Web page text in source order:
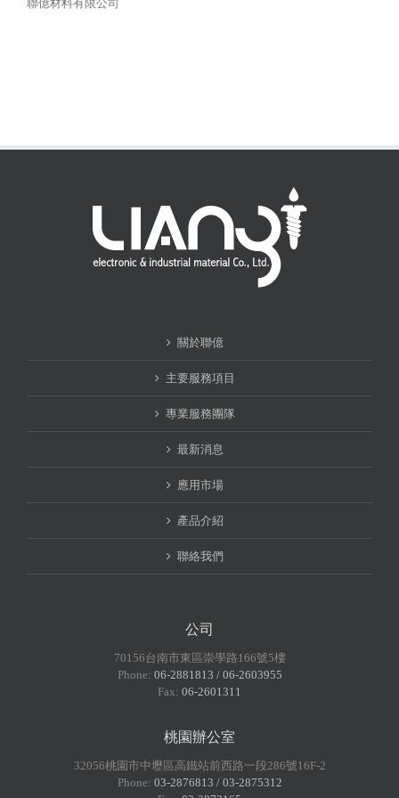
聯億材料有限公司
關於聯億
主要服務項目
專業服務團隊
最新消息
應用市場
產品介紹
聯絡我們
公司
70156台南市東區崇學路166號5樓
Phone: 06-2881813 / 06-2603955
Fax: 06-2601311
桃園辦公室
32056桃園市中壢區高鐵站前西路一段286號16F-2
Phone: 03-2876813 / 03-2875312